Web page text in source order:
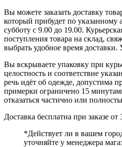
Вы можете заказать доставку
который прибудет по указанному
субботу с 9.00 до 19.00.
поступления товара на склад,
выбрать удобное время доставки.
Вы вскрываете упаковку при
целостность и соответствие
речь идёт об одежде, допустима
примерки ограничено 15
отказаться частично или
Доставка бесплатна при заказе от
*Действует ли в вашем
уточняйте у менеджера